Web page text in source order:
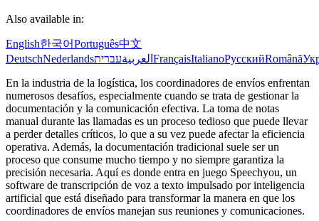
Also available in:
English한국어Português中文
DeutschNederlands العربيةעברית FrançaisItalianoРусскийRomână
En la industria de la logística, los coordinadores de envíos enfrentan
numerosos desafíos, especialmente cuando se trata de gestionar la
documentación y la comunicación efectiva. La toma de notas
manual durante las llamadas es un proceso tedioso que puede llevar
a perder detalles críticos, lo que a su vez puede afectar la eficiencia
operativa. Además, la documentación tradicional suele ser un
proceso que consume mucho tiempo y no siempre garantiza la
precisión necesaria. Aquí es donde entra en juego Speechyou, un
software de transcripción de voz a texto impulsado por inteligencia
artificial que está diseñado para transformar la manera en que los
coordinadores de envíos manejan sus reuniones y comunicaciones.